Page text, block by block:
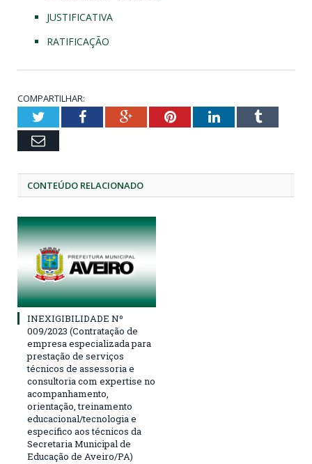
JUSTIFICATIVA
RATIFICAÇÃO
COMPARTILHAR:
TwitterFacebookGoogle+PinterestLinkedInTumblr
Email
CONTEÚDO RELACIONADO
INEXIGIBILIDADE Nº
009/2023 (Contratação de
empresa especializada para
prestação de serviços
técnicos de assessoria e
consultoria com expertise no
acompanhamento,
orientação, treinamento
educacional/tecnologia e
especifico aos técnicos da
Secretaria Municipal de
Educação de Aveiro/PA)